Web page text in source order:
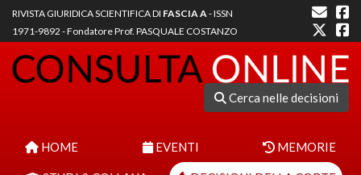
RIVISTA GIURIDICA SCIENTIFICA DI FASCIA A- ISSN
1971-9892 - Fondatore Prof. PASQUALE COSTANZO
Cerca nelle decisioni
HOME EVENTI MEMORIE